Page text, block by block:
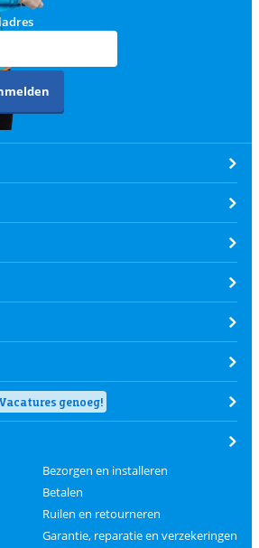
Vacatures genoeg!
Bezorgen en installeren
Betalen
Ruilen en retourneren
Garantie, reparatie en verzekeringen